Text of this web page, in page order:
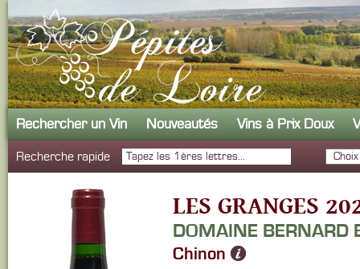
Rechercher un Vin Nouveautés Vins à Prix Doux
Recherche rapide
LES GRANGES
DOMAINE BERNARD
Chinon